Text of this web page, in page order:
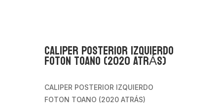
CALIPER POSTERIOR IZQUIERDO
FOTON TOANO (2020 ATRÁS)
CALIPER POSTERIOR IZQUIERDO
FOTON TOANO (2020 ATRÁS)